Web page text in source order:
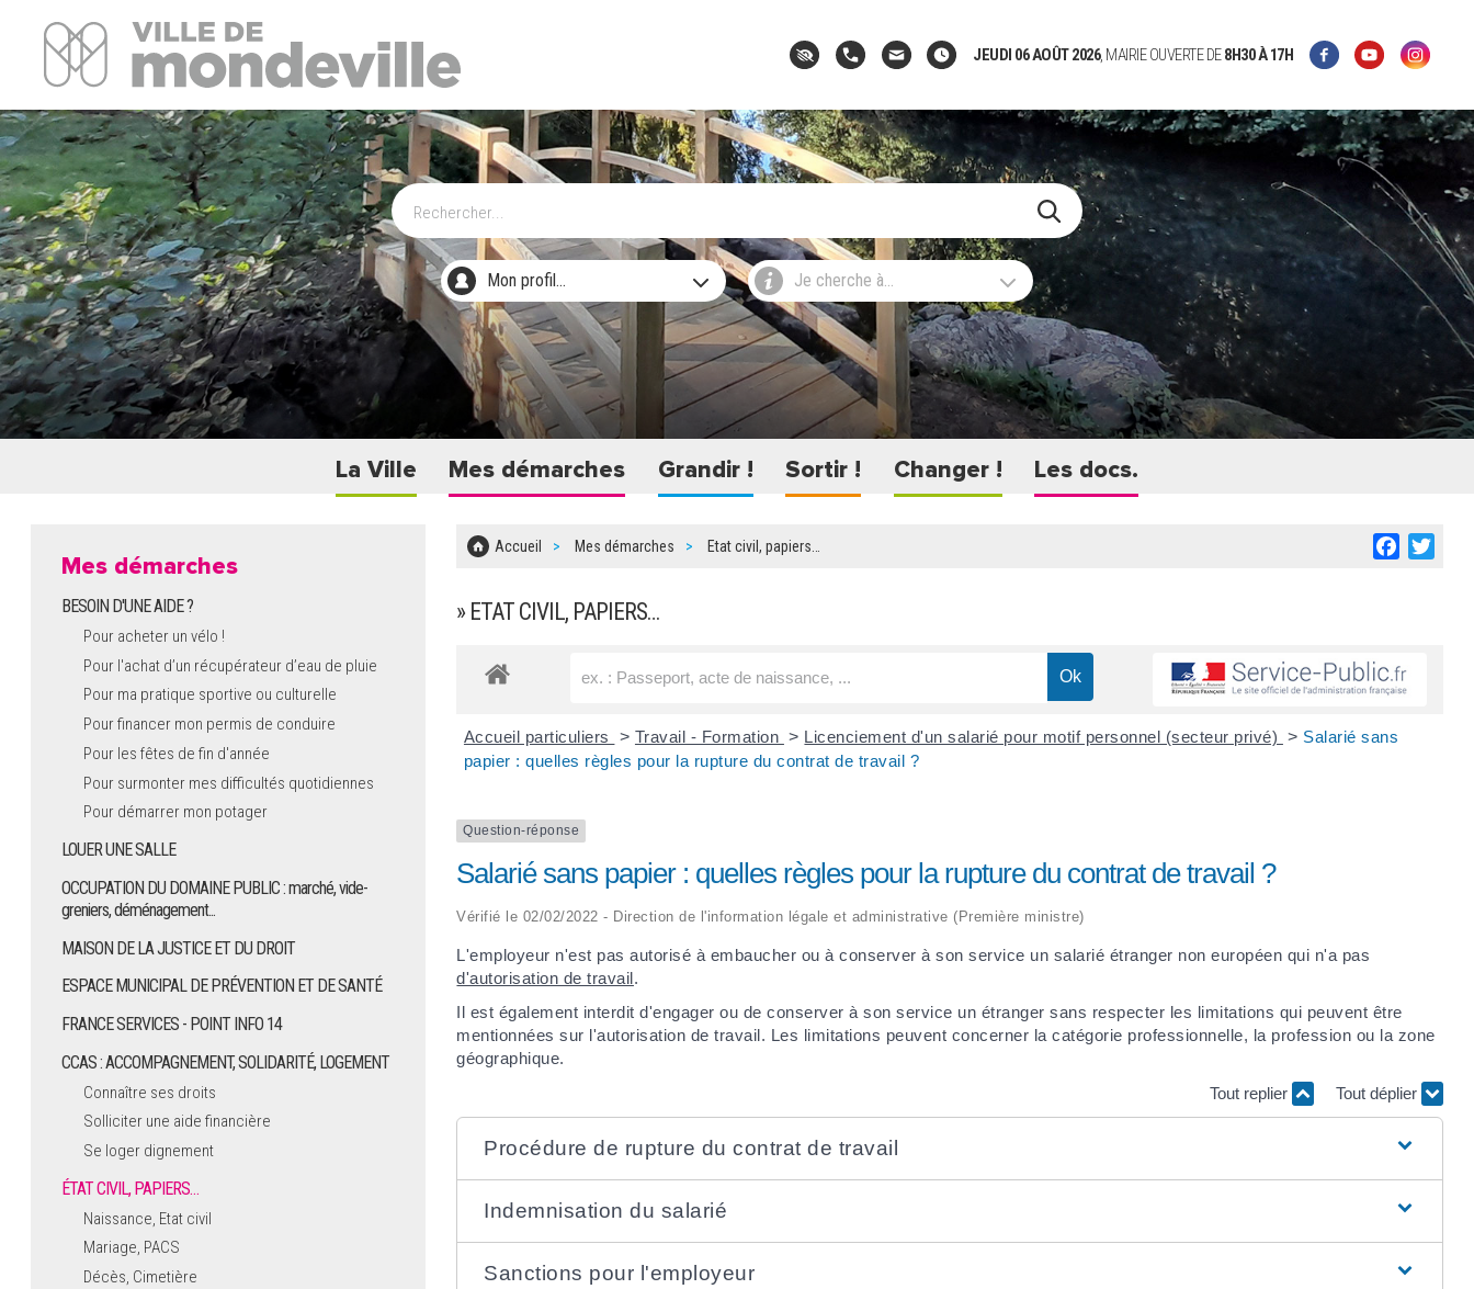
Site Officiel de la ville de Mondeville
JEUDI 06 AOÛT 2026, MAIRIE OUVERTE DE8H30À 17H
Mon profil... Je cherche à...
La Ville Mes démarches Grandir ! Sortir ! Changer ! Les docs.
Facebook
Accueil Mes démarches Etat civil, papiers…
» ETAT CIVIL, PAPIERS…
Accueil particuliers > Travail - Formation > Licenciement d'un salarié pour motif personnel (secteur privé) > Salarié sans
papier : quelles règles pour la rupture du contrat de travail ?
Question-réponse
Salarié sans papier : quelles règles pour la rupture du contrat de travail ?
Vérifié le 02/02/2022 - Direction de l'information légale et administrative (Première ministre)
L'employeur n'est pas autorisé à embaucher ou à conserver à son service un salarié étranger non européen qui n'a pas
d'autorisation de travail.
Il est également interdit d'engager ou de conserver à son service un étranger sans respecter les limitations qui peuvent être
mentionnées sur l'autorisation de travail. Les limitations peuvent concerner la catégorie professionnelle, la profession ou la zone
géographique.
Tout replier
Tout déplier
Procédure de rupture du contrat de travail
Indemnisation du salarié
Sanctions pour l'employeur
Mes démarches
BESOIN D'UNE AIDE ?
Pour acheter un vélo !
Pour l'achat d’un récupérateur d’eau de pluie
Pour ma pratique sportive ou culturelle
Pour financer mon permis de conduire
Pour les fêtes de fin d'année
Pour surmonter mes difficultés quotidiennes
Pour démarrer mon potager
LOUER UNE SALLE
OCCUPATION DU DOMAINE PUBLIC : marché, vide-
greniers, déménagement...
MAISON DE LA JUSTICE ET DU DROIT
ESPACE MUNICIPAL DE PRÉVENTION ET DE SANTÉ
FRANCE SERVICES - POINT INFO 14
CCAS : ACCOMPAGNEMENT, SOLIDARITÉ, LOGEMENT
Connaître ses droits
Solliciter une aide financière
Se loger dignement
ÉTAT CIVIL, PAPIERS…
Naissance, Etat civil
Mariage, PACS
Décès, Cimetière